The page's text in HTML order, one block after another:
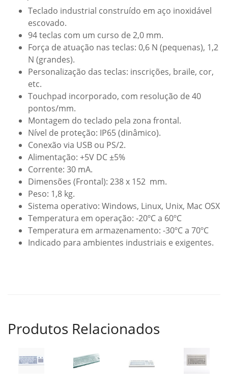
Teclado industrial construído em aço inoxidável
escovado.
94 teclas com um curso de 2,0 mm.
Força de atuação nas teclas: 0,6 N (pequenas), 1,2
N (grandes).
Personalização das teclas: inscrições, braile, cor,
etc.
Touchpad incorporado, com resolução de 40
pontos/mm.
Montagem do teclado pela zona frontal.
Nível de proteção: IP65 (dinâmico).
Conexão via USB ou PS/2.
Alimentação: +5V DC ±5%
Corrente: 30 mA.
Dimensões (Frontal): 238 x 152 mm.
Peso: 1,8 kg.
Sistema operativo: Windows, Linux, Unix, Mac OSX
Temperatura em operação: -20ºC a 60ºC
Temperatura em armazenamento: -30ºC a 70ºC
Indicado para ambientes industriais e exigentes.
Produtos Relacionados